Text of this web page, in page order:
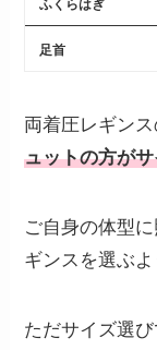
ふくらはぎ
足首
両着圧レギン
ュットの方が
ご自身の体型
ギンスを選ぶよ
ただサイズ選